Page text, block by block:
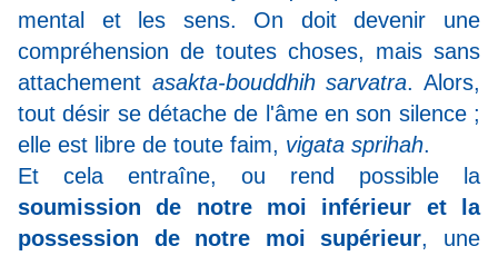
mental et les sens. On doit devenir une
compréhension de toutes choses, mais sans
attachement asakta-bouddhih sarvatra. Alors,
tout désir se détache de l'âme en son silence ;
elle est libre de toute faim, vigata sprihah.
Et cela entraîne, ou rend possible la
soumission de notre moi inférieur et la
possession de notre moi supérieur, une